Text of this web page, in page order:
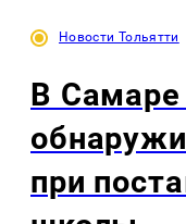
Новости Тольятти
В Самаре
при